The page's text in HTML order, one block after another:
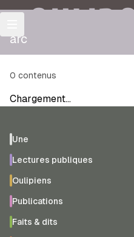
arc
0 contenus
Chargement…
Une
Lectures publiques
Oulipiens
Publications
Faits & dits